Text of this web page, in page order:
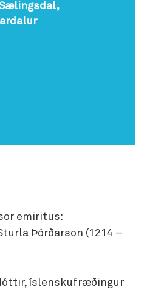
emiritus:
Þórðarson (1214 –
íslenskufræðingur